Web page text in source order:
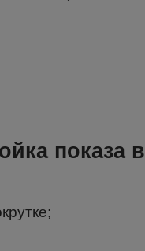
показа